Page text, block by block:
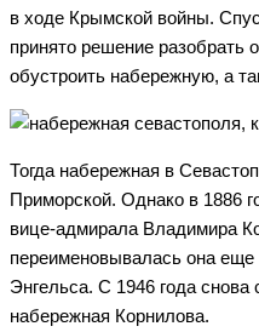
в ходе Крымской войны.
принято решение разобрать
обустроить набережную, а
Тогда набережная в
Приморской. Однако в 1886
вице-адмирала Владимира
переименовывалась она еще
Энгельса. С 1946 года снова
набережная Корнилова.